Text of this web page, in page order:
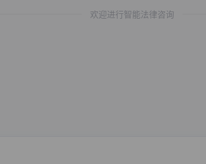
欢迎进行智能法律咨询